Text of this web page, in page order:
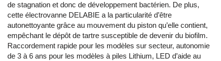
de stagnation et donc de développement bactérien. De plus,
cette électrovanne DELABIE a la particularité d’être
autonettoyante grâce au mouvement du piston qu’elle contient,
empêchant le dépôt de tartre susceptible de devenir du biofilm.
Raccordement rapide pour les modèles sur secteur, autonomie
de 3 à 6 ans pour les modèles à piles Lithium, LED d’aide au